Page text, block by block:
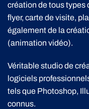
création de tous types
flyer, carte de visite,
également de la
(animation vidéo).
Véritable studio de
logiciels
tels que Photoshop,
connus.